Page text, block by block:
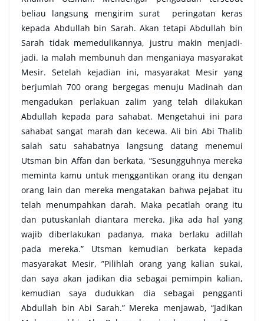
beliau langsung mengirim surat peringatan keras
kepada Abdullah bin Sarah. Akan tetapi Abdullah bin
Sarah tidak memedulikannya, justru makin menjadi-
jadi. Ia malah membunuh dan menganiaya masyarakat
Mesir. Setelah kejadian ini, masyarakat Mesir yang
berjumlah 700 orang bergegas menuju Madinah dan
mengadukan perlakuan zalim yang telah dilakukan
Abdullah kepada para sahabat. Mengetahui ini para
sahabat sangat marah dan kecewa. Ali bin Abi Thalib
salah satu sahabatnya langsung datang menemui
Utsman bin Affan dan berkata, “Sesungguhnya mereka
meminta kamu untuk menggantikan orang itu dengan
orang lain dan mereka mengatakan bahwa pejabat itu
telah menumpahkan darah. Maka pecatlah orang itu
dan putuskanlah diantara mereka. Jika ada hal yang
wajib diberlakukan padanya, maka berlaku adillah
pada mereka.” Utsman kemudian berkata kepada
masyarakat Mesir, ”Pilihlah orang yang kalian sukai,
dan saya akan jadikan dia sebagai pemimpin kalian,
kemudian saya dudukkan dia sebagai pengganti
Abdullah bin Abi Sarah.” Mereka menjawab, “Jadikan